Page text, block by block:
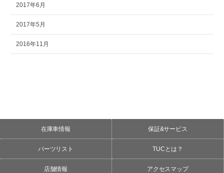
2017年6月
2017年5月
2016年11月
在庫車情報 保証&サービス
パーツリスト TUCとは？
店舗情報 アクセスマップ